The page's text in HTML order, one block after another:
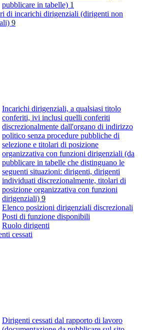
pubblicare in tabelle) 1
di incarichi dirigenziali (dirigenti non
9
Incarichi dirigenziali, a qualsiasi titolo
conferiti, ivi inclusi quelli conferiti
discrezionalmente dall'organo di indirizzo
politico senza procedure pubbliche di
selezione e titolari di posizione
organizzativa con funzioni dirigenziali (da
pubblicare in tabelle che distinguano le
seguenti situazioni: dirigenti, dirigenti
individuati discrezionalmente, titolari di
posizione organizzativa con funzioni
dirigenziali) 9
Elenco posizioni dirigenziali discrezionali
Posti di funzione disponibili
Ruolo dirigenti
cessati
Dirigenti cessati dal rapporto di lavoro